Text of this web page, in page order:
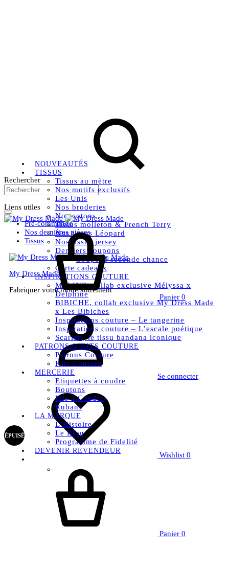
Rechercher
Liens utiles
Pré-commande
Nos dernières pièces
Tissus
My Dress Made
Fabriquer votre mode autrement
Se connecter
Wishlist 0
Panier 0
NOUVEAUTÉS
TISSUS
Tissus au mètre
Nos motifs exclusifs
Les Unis
Nos broderies
Nos cotons
Tissus molleton & French Terry
Nos tissus Léopard
Nos tissus jersey
Derniers coupons
Coupons seconde chance
Carte cadeaux
INSPIRATIONS COUTURE
MELINE, collab exclusive Mélyssa x
Delphine
BIBICHE, collab exclusive My Dress Made
x Les Bibiches
Inspirations couture – Le tangerine
Inspirations couture – L’escale poétique
Scarlett, le tissu bandana iconique
PATRONS & KITS COUTURE
Patrons Couture
Kits Couture
MERCERIE
Etiquettes à coudre
Boutons
Fils à Coudre
Rubans
LA MARQUE
L’Histoire
Le Blog
Programme de Fidelité
DEVENIR REVENDEUR
Panier 0
ÉPUISÉ